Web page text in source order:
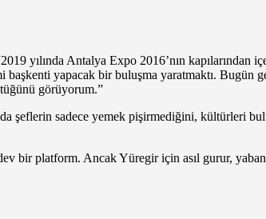
Antalya Expo 2016’nın kapılarından
yapacak bir buluşma yaratmaktı. Bugün
görüyorum.”
şeflerin sadece yemek pişirmediğini, kültürleri
bir platform. Ancak Yüregir için asıl gurur,